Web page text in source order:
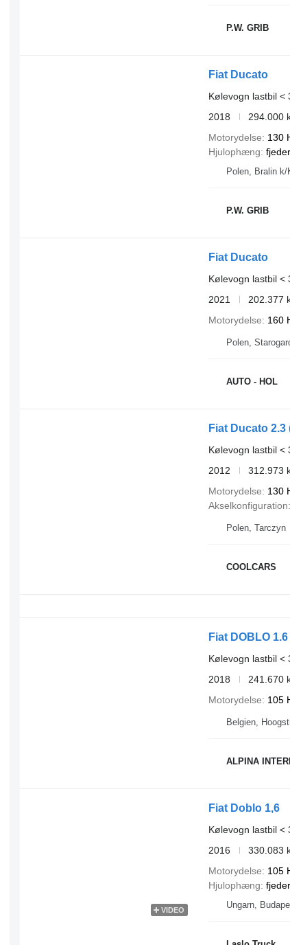
P.W. GRIB
Fiat Ducato
Kølevogn lastbil <
2018
294.000
Motorydelse
130
Hjulophæng
Polen, Bralin k/
P.W. GRIB
Fiat Ducato
Kølevogn lastbil <
2021
202.377
Motorydelse
160
Polen,
AUTO - HOL
Fiat Ducato 2.3
Kølevogn lastbil <
2012
312.973
Motorydelse
130
Akselkonfiguration
Polen, Tarczyn
COOLCARS
Fiat DOBLO
Kølevogn lastbil <
2018
241.670
Motorydelse
105
Belgien,
ALPINA
VIDEO
Fiat Doblo 1,6
Kølevogn lastbil <
2016
330.083
Motorydelse
105
Hjulophæng
Ungarn,